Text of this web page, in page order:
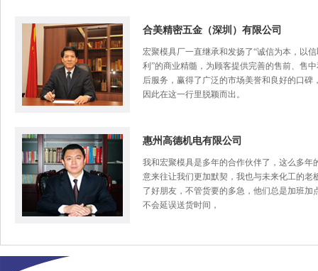
合美精密五金（深圳）有限公司
宏聚模具厂一直继承和发扬了“诚信为本，以信
利”的商业精髓，为顾客提供完善的售前、售
后服务，赢得了广泛的市场美誉和良好的口碑
因此在这一行里脱颖而出。
惠州高德机电有限公司
我和宏聚模具是多年的合作伙伴了，这么多年
意来往让我们更加默契，我也与未来化工的老
了好朋友，不管货要的多急，他们总是加班加
不会延误送货时间，